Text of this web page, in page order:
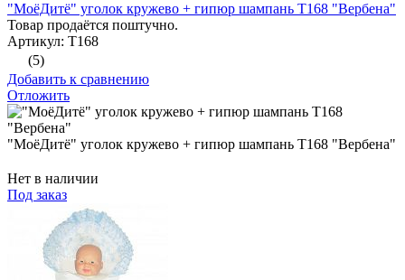
"МоёДитё" уголок кружево + гипюр шампань Т168 "Вербена"
Товар продаётся поштучно.
Артикул: Т168
(5)
Добавить к сравнению
Отложить
"МоёДитё" уголок кружево + гипюр шампань Т168 "Вербена"
Нет в наличии
Под заказ